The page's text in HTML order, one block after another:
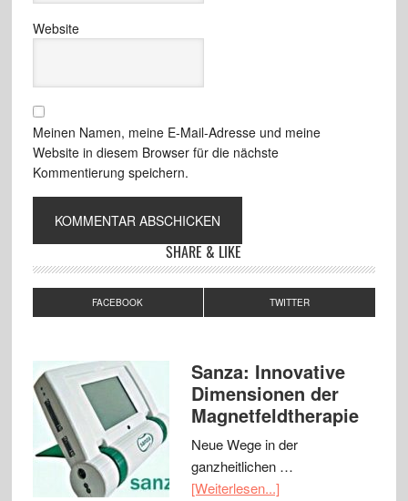
Website
Meinen Namen, meine E-Mail-Adresse und meine
Website in diesem Browser für die nächste
Kommentierung speichern.
SHARE & LIKE
FACEBOOK TWITTER
Sanza: Innovative
Dimensionen der
Magnetfeldtherapie
Neue Wege in der
ganzheitlichen …
[Weiterlesen...]